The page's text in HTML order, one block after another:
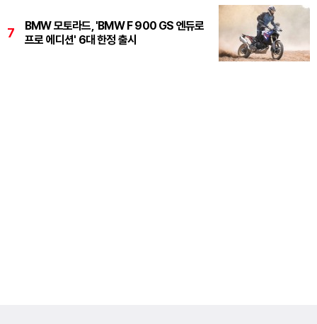
7
BMW 모토라드, 'BMW F 900 GS 엔듀로
프로 에디션' 6대 한정 출시